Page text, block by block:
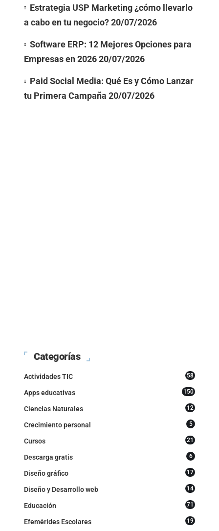
Estrategia USP Marketing ¿cómo llevarlo
a cabo en tu negocio?20/07/2026
Software ERP: 12 Mejores Opciones para
Empresas en 202620/07/2026
Paid Social Media: Qué Es y Cómo Lanzar
tu Primera Campaña 20/07/2026
Categorías
Actividades TIC 58
Apps educativas 150
Ciencias Naturales 12
Crecimiento personal 5
Cursos 21
Descarga gratis 6
Diseño gráfico 17
Diseño y Desarrollo web 14
Educación 71
Efemérides Escolares 19